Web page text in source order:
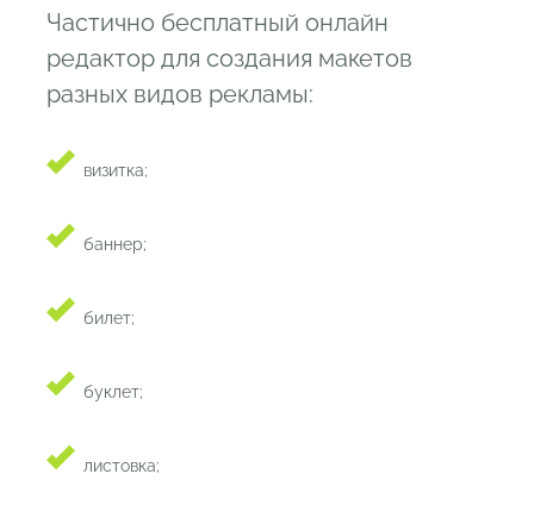
Частично бесплатный онлайн
редактор для создания макетов
разных видов рекламы:
визитка;
баннер;
билет;
буклет;
листовка;